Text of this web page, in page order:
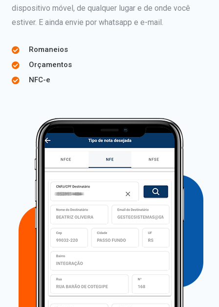
dispositivo móvel, de qualquer lugar e de onde você
estiver. E ainda envie por whatsapp e e-mail.
Romaneios
Orçamentos
NFC-e